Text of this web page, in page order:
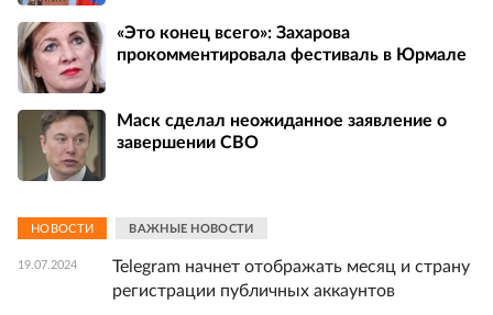
«Это конец всего»: Захарова
прокомментировала фестиваль в Юрмале
Маск сделал неожиданное заявление о
завершении СВО
НОВОСТИ ВАЖНЫЕ НОВОСТИ
19.07.2024
Telegram начнет отображать месяц и страну
регистрации публичных аккаунтов